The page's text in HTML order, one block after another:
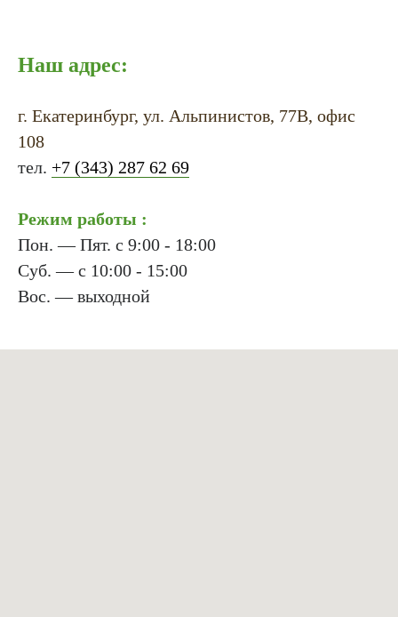
Наш адрес:
г. Екатеринбург, ул. Альпинистов, 77В, офис
108
тел. +7 (343) 287 62 69
Режим работы :
Пон. — Пят. с 9:00 - 18:00
Суб. — с 10:00 - 15:00
Вос. — выходной